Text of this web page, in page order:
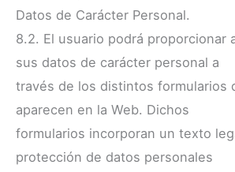
Datos de Carácter Personal.
8.2. El usuario podrá proporcionar
sus datos de carácter personal a
través de los distintos formularios
aparecen en la Web. Dichos
formularios incorporan un texto
protección de datos personales